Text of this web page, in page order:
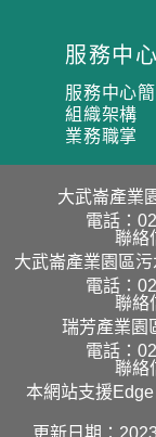
服務中
服務中心
組織架構
業務職掌
大武崙產業
電話：
聯絡
大武崙產業園區
電話：
聯絡
瑞芳產業園
電話：
聯絡
本網站支援